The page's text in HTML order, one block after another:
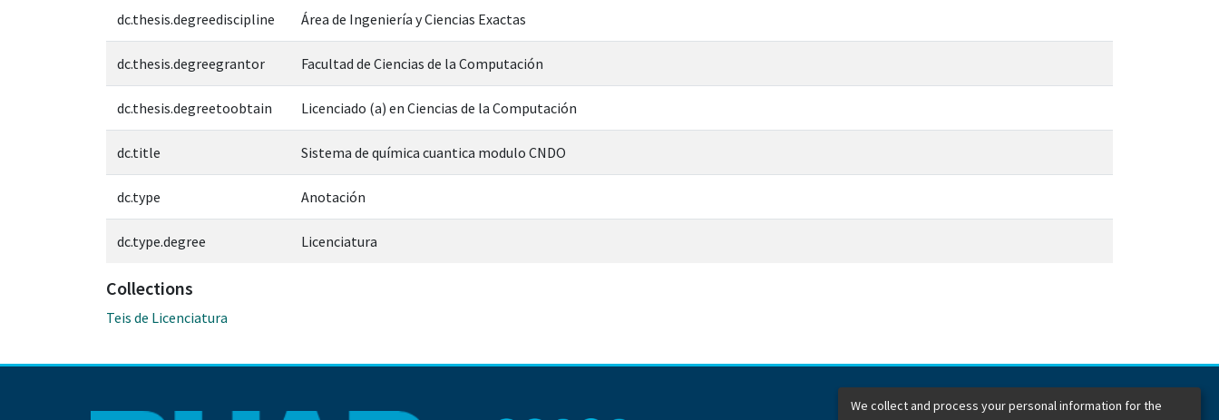
dc.thesis.degreediscipline Área de Ingeniería y Ciencias Exactas
dc.thesis.degreegrantor Facultad de Ciencias de la Computación
dc.thesis.degreetoobtain Licenciado (a) en Ciencias de la Computación
dc.title Sistema de química cuantica modulo CNDO
dc.type Anotación
dc.type.degree Licenciatura
Collections
Teis de Licenciatura
We collect and process your personal information for the